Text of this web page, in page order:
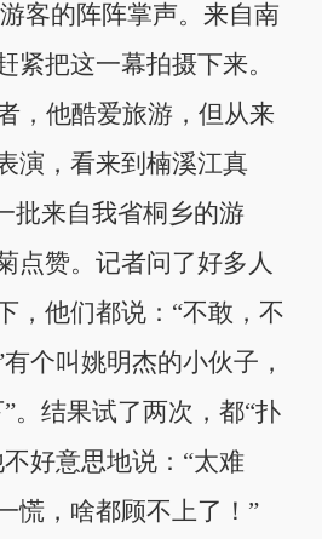
客的阵阵掌声。来自南
紧把这一幕拍摄下来。
，他酷爱旅游，但从来
演，看来到楠溪江真
批来自我省桐乡的游
点赞。记者问了好多人
，他们都说：“不敢，不
个叫姚明杰的小伙子，
。结果试了两次，都“扑
好意思地说：“太难
慌，啥都顾不上了！”